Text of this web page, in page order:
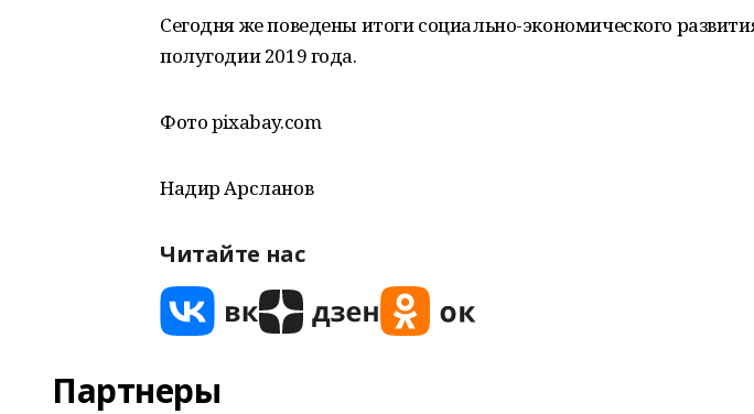
Сегодня же поведены итоги социально-экономического
полугодии 2019 года.
Фото pixabay.com
Надир Арсланов
Читайте нас
Партнеры